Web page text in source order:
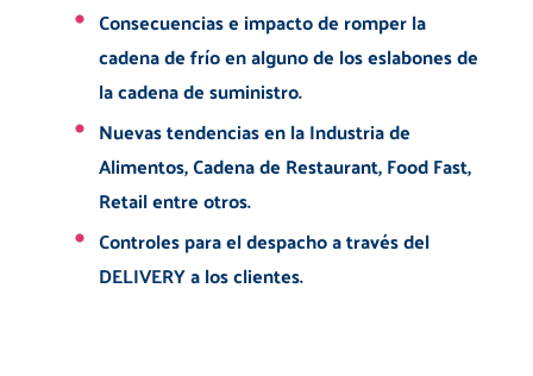
Consecuencias e impacto de romper la
cadena de frío en alguno de los eslabones de
la cadena de suministro.
Nuevas tendencias en la Industria de
Alimentos, Cadena de Restaurant, Food Fast,
Retail entre otros.
Controles para el despacho a través del
DELIVERY a los clientes.